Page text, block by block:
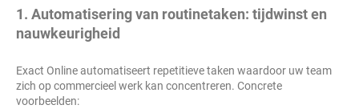
1. Automatisering van routinetaken: tijdwinst en
nauwkeurigheid
Exact Online automatiseert repetitieve taken waardoor uw team
zich op commercieel werk kan concentreren. Concrete
voorbeelden: